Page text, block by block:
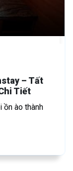
– Tất
Tiết
ồn ào thành